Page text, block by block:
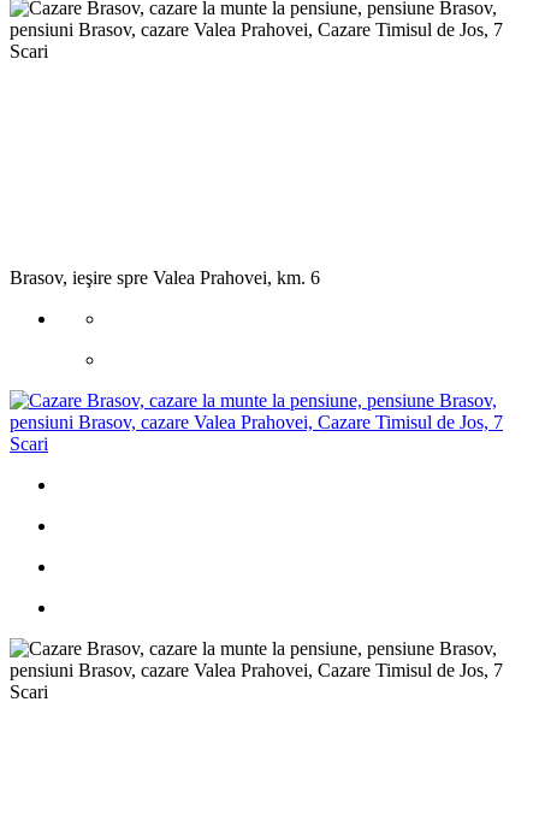
Brasov, ieşire spre Valea Prahovei, km. 6